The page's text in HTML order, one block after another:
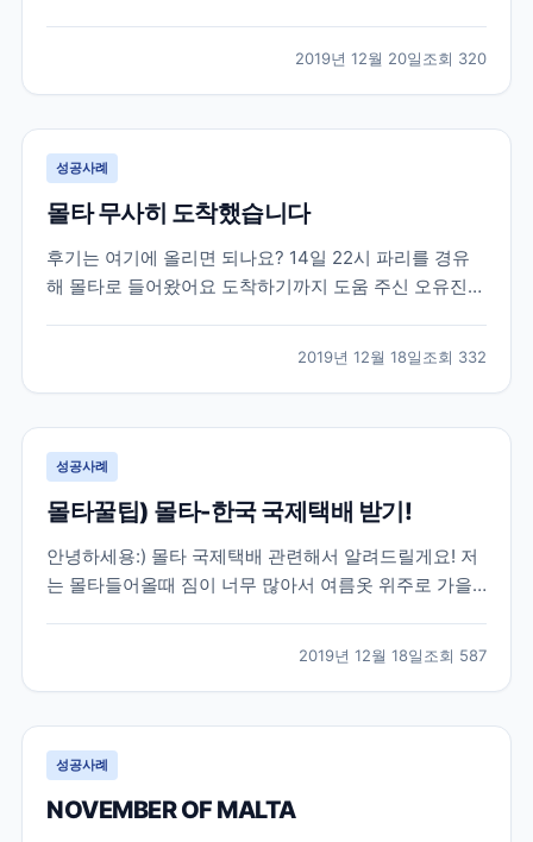
게가 많이 나가서 일부러 신고 갔는데 ㅋㅋㅋㅋㅋㅋㅋ
*^^* 왠걸 나리타에서 신발 벗으라구.... (팁1 귀찮...
2019년 12월 20일조회 320
성공사례
몰타 무사히 도착했습니다
후기는 여기에 올리면 되나요? 14일 22시 파리를 경유
해 몰타로 들어왔어요 도착하기까지 도움 주신 오유진
하다가 경유지를 파리로 잡았어요. 그런데! 샤를드골 공
항에서 경유하는 것이 아니라 체크아웃해서 오를리...
2019년 12월 18일조회 332
성공사례
몰타꿀팁) 몰타-한국 국제택배 받기!
안녕하세용:) 몰타 국제택배 관련해서 알려드릴게요! 저
는 몰타들어올때 짐이 너무 많아서 여름옷 위주로 가을
배송오는 EMS랑 일반으로 나눠져요!! EMS 국제배송은
정말 비싸요 조그만 상자가 기본 10만원이 넘는다더라...
2019년 12월 18일조회 587
성공사례
NOVEMBER OF MALTA